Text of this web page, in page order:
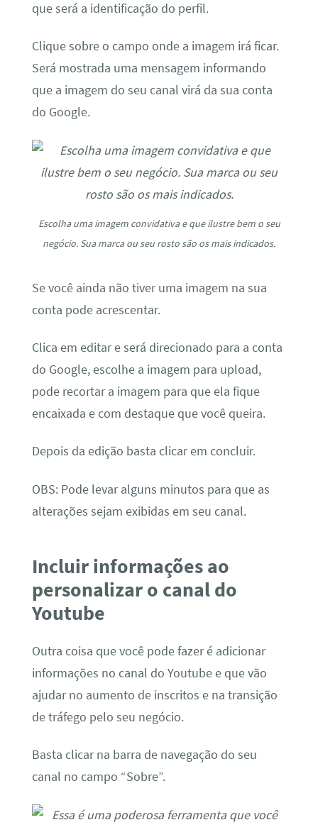
que será a identificação do perfil.
Clique sobre o campo onde a imagem irá ficar.
Será mostrada uma mensagem informando
que a imagem do seu canal virá da sua conta
do Google.
Escolha uma imagem convidativa e que ilustre bem o seu
negócio. Sua marca ou seu rosto são os mais indicados.
Se você ainda não tiver uma imagem na sua
conta pode acrescentar.
Clica em editar e será direcionado para a conta
do Google, escolhe a imagem para upload,
pode recortar a imagem para que ela fique
encaixada e com destaque que você queira.
Depois da edição basta clicar em concluir.
OBS: Pode levar alguns minutos para que as
alterações sejam exibidas em seu canal.
Incluir informações ao
personalizar o canal do
Youtube
Outra coisa que você pode fazer é adicionar
informações no canal do Youtube e que vão
ajudar no aumento de inscritos e na transição
de tráfego pelo seu negócio.
Basta clicar na barra de navegação do seu
canal no campo “Sobre”.